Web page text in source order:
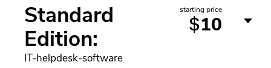
Standard
Edition:
IT-helpdesk-software
starting price
$10